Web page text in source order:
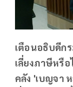
เตือนอธิบดีก
เลี่ยงภาษีหรื
คลัง 'เบญจา